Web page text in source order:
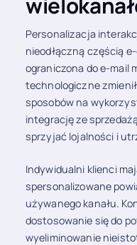
Personalizacja
nieodłączną częścią
ograniczona do e-mail
technologiczne
sposobów na
integrację ze
sprzyjać lojalności i
Indywidualni klienci
spersonalizowane
używanego kanału.
dostosowanie się do
wyeliminowanie